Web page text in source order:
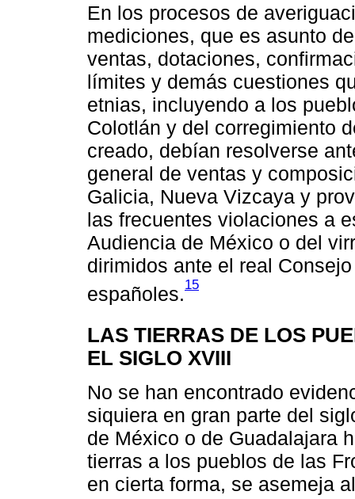
En los procesos de
mediciones, que es asunto
ventas, dotaciones,
límites y demás cuestiones
etnias, incluyendo a los
Colotlán y del corregimiento
creado, debían resolverse
general de ventas y
Galicia, Nueva Vizcaya y
las frecuentes violaciones a
Audiencia de México o del
dirimidos ante el real
españoles.15
LAS TIERRAS DE LOS
EL SIGLO XVIII
No se han encontrado
siquiera en gran parte del
de México o de Guadalajara
tierras a los pueblos de las
en cierta forma, se asemeja